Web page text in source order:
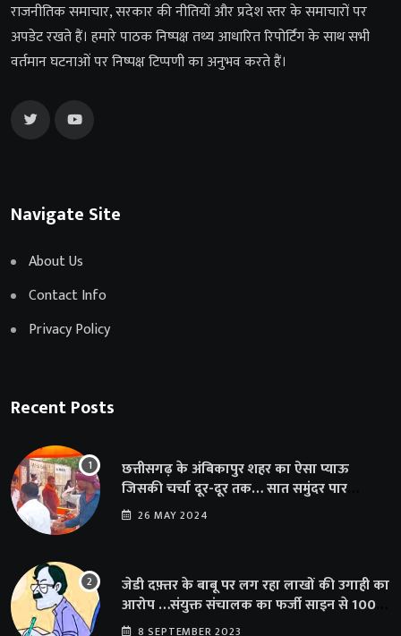
राजनीतिक समाचार, सरकार की नीतियों और प्रदेश स्तर के समाचारों पर
अपडेट रखते हैं। हमारे पाठक निष्पक्ष तथ्य आधारित रिपोर्टिंग के साथ सभी
वर्तमान घटनाओं पर निष्पक्ष टिप्पणी का अनुभव करते हैं।
Navigate Site
About Us
Contact Info
Privacy Policy
Recent Posts
छत्तीसगढ़ के अंबिकापुर शहर का ऐसा प्याऊ
जिसकी चर्चा दूर-दूर तक… सात समुंदर पार
अमेरिका से भी पहुंचा सहयोग
26 MAY 2024
जेडी दफ़्तर के बाबू पर लग रहा लाखों की उगाही का
आरोप …संयुक्त संचालक का फर्जी साइन से 100
शिक्षकों क़ो थमाया संशोधन आदेश
8 SEPTEMBER 2023